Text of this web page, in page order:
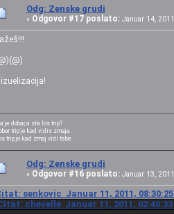
Odg: Zenske grudi
« Odgovor #17 poslato: Januar 14,
je dobar, a sta los trip?
trip je kad vidis zmaja.
trip je kad zmaj vidi tebe.
Odg: Zenske grudi
« Odgovor #16 poslato: Januar 13,
senkovic Januar 11, 2011,
chevelle Januar 11, 2011,